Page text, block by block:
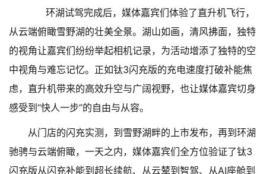
环湖试驾完成后，媒体嘉宾们体验了直升机飞行，
从云端俯瞰雪野湖的壮美全景。湖山如画，清风拂面，独特
的视角让嘉宾们纷纷举起相机记录，为活动增添了独特的空
中视角与难忘记忆。正如钛3闪充版的充电速度打破补能焦
虑，直升机带来的高效升空与广阔视野，也让媒体嘉宾切身
感受到“快人一步”的自由与从容。
从门店的闪充实测，到雪野湖畔的上市发布，再到环湖
驰骋与云端俯瞰，一天之内，媒体嘉宾们全方位验证了钛3
闪充版从闪充补能到超长续航、从云辇到智驾、从AI座舱到